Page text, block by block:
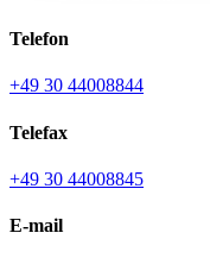
Telefon
+49 30 44008844
Telefax
+49 30 44008845
E-mail